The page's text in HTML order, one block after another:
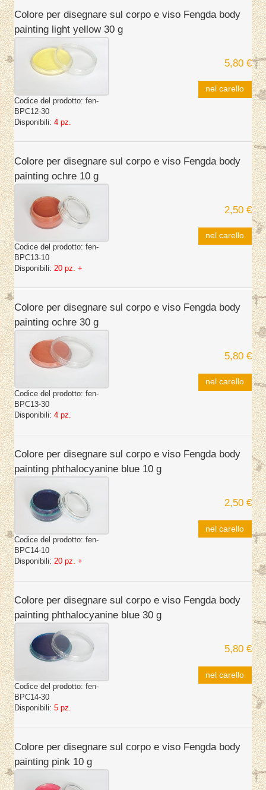
Colore per disegnare sul corpo e viso Fengda body
painting light yellow 30 g
Codice del prodotto: fen-
BPC12-30
Disponibili: 4 pz.
5,80 €
nel carello
Colore per disegnare sul corpo e viso Fengda body
painting ochre 10 g
Codice del prodotto: fen-
BPC13-10
Disponibili: 20 pz. +
2,50 €
nel carello
Colore per disegnare sul corpo e viso Fengda body
painting ochre 30 g
Codice del prodotto: fen-
BPC13-30
Disponibili: 4 pz.
5,80 €
nel carello
Colore per disegnare sul corpo e viso Fengda body
painting phthalocyanine blue 10 g
Codice del prodotto: fen-
BPC14-10
Disponibili: 20 pz. +
2,50 €
nel carello
Colore per disegnare sul corpo e viso Fengda body
painting phthalocyanine blue 30 g
Codice del prodotto: fen-
BPC14-30
Disponibili: 5 pz.
5,80 €
nel carello
Colore per disegnare sul corpo e viso Fengda body
painting pink 10 g